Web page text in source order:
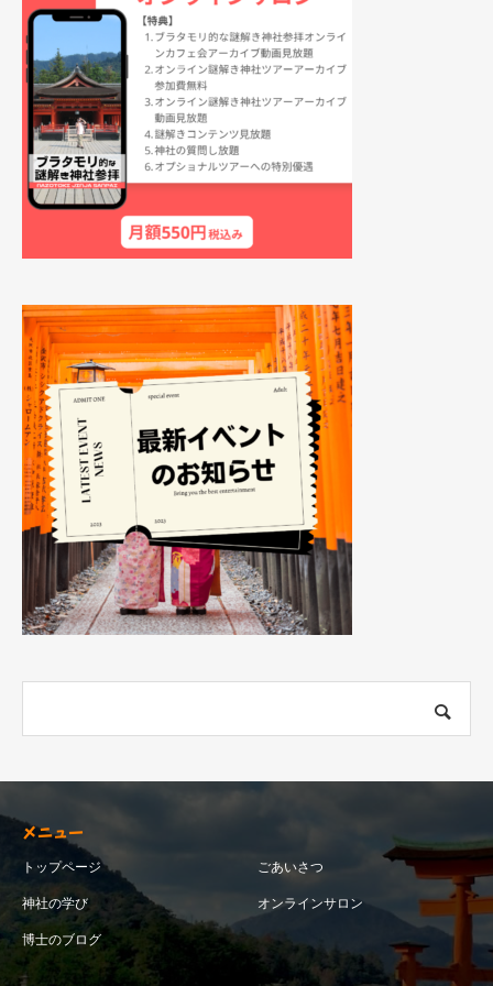
メニュー
トップページ ごあいさつ
神社の学び オンラインサロン
博士のブログ